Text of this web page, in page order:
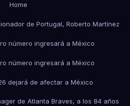
Home
de Portugal, Roberto Martínez
número ingresará a México
número ingresará a México
dejará de afectar a México
de Atlanta Braves, a los 84 años